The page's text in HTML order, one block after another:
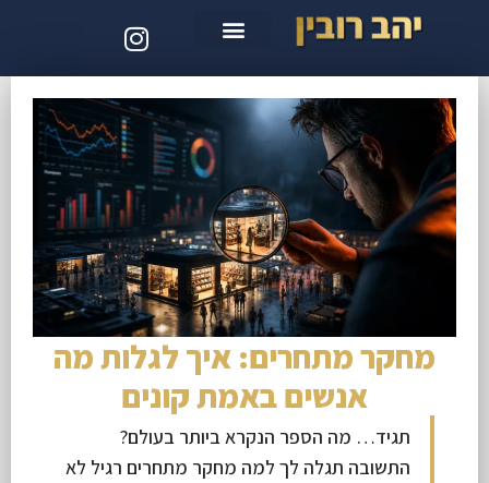
מחקר מתחרים: איך לגלות מה
אנשים באמת קונים
תגיד… מה הספר הנקרא ביותר בעולם?
התשובה תגלה לך למה מחקר מתחרים רגיל לא